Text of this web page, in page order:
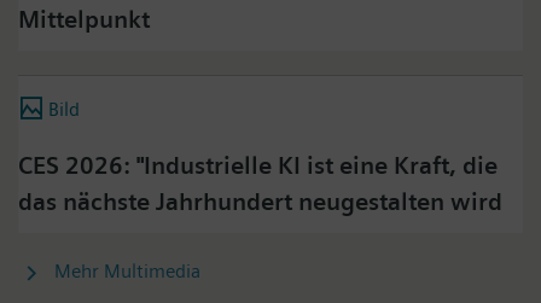
Mittelpunkt
Bild
CES 2026: "Industrielle KI ist eine Kraft, die
das nächste Jahrhundert neugestalten wird
Mehr Multimedia